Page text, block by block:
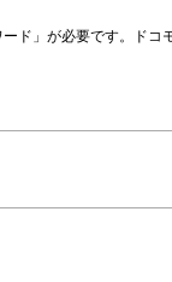
ド」が必要です。ドコ